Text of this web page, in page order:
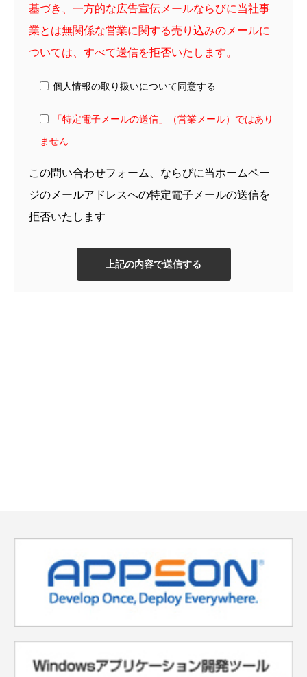
用目的によるものとします。
システム開発、保守サービスおよび各種
サービス等の業務に伴い取得する個人情
報については、当該業務実施のために利
製品販売にて取得する個人情報について
す。
当社が管理・運営する技術情報コミュニ
は、セミナー、取り扱い商品、技術情報
に関する各種ご案内のために利用いたし
情報については、人事管理、福利厚生、
健康管理、人材育成に関する業務および
します。
基づき、一方的な広告宣伝メールならびに当社事
業とは無関係な営業に関する売り込みのメールに
ついては、すべて送信を拒否いたします。
個人情報の取り扱いについて同意する
「特定電子メールの送信」（営業メール）ではあり
ません
この問い合わせフォーム、ならびに当ホームペー
ジのメールアドレスへの特定電子メールの送信を
拒否いたします